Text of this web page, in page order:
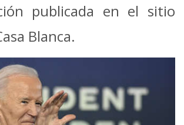
publicada en el sitio
Blanca.